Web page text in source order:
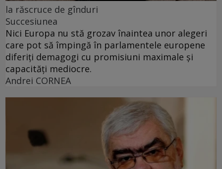
la răscruce de gînduri
Succesiunea
Nici Europa nu stă grozav înaintea unor alegeri
care pot să împingă în parlamentele europene
diferiți demagogi cu promisiuni maximale și
capacități mediocre.
Andrei CORNEA